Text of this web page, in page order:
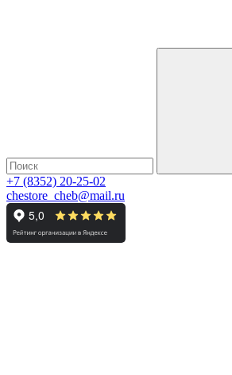
+7 (8352) 20-25-02
chestore_cheb@mail.ru